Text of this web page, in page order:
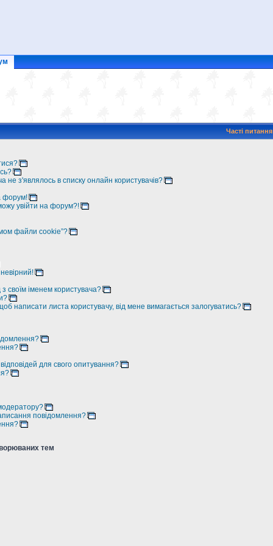
Часті питання
не з'являлось в списку онлайн користувачів?
форум!
увійти на форум?!
файли cookie”?
своїм іменем користувача?
написати листа користувачу, від мене вимагається залогуватись?
для свого опитування?
повідомлення?
тем